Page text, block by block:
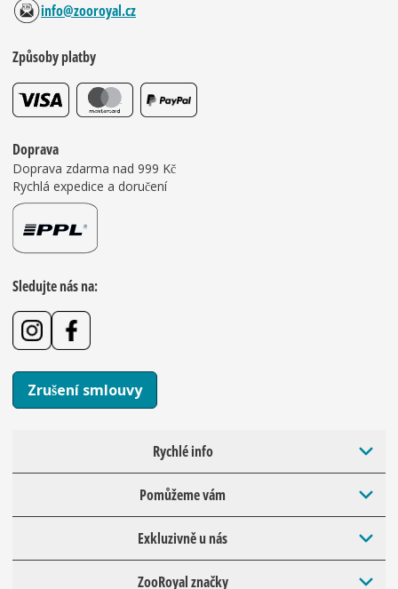
info@zooroyal.cz
Způsoby platby
Doprava
Doprava zdarma nad 999 Kč
Rychlá expedice a doručení
Sledujte nás na:
Zrušení smlouvy
Rychlé info
Pomůžeme vám
Exkluzivně u nás
ZooRoyal značky